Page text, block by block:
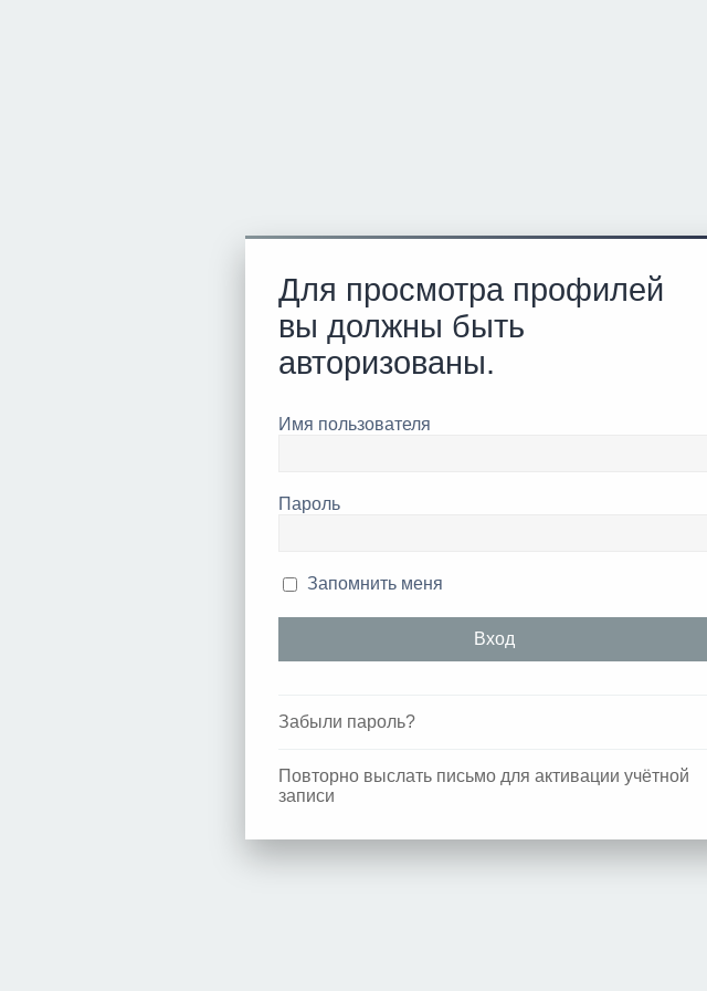
Для просмотра профилей
вы должны быть
авторизованы.
Имя пользователя
Пароль
Запомнить меня
Забыли пароль?
Повторно выслать письмо для активации учётной
записи